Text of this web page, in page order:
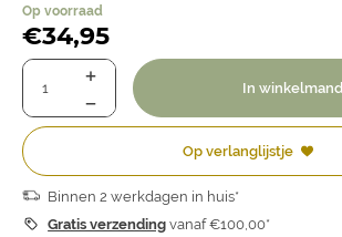
Op voorraad
€34,95
In winkelmand
Op verlanglijstje
Binnen 2 werkdagen in huis*
Gratis verzending vanaf €100,00*